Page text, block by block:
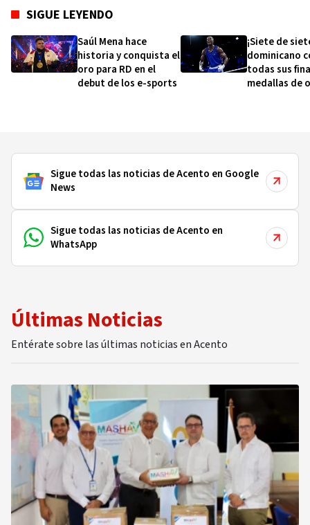
SIGUE LEYENDO
Saúl Mena hace
historia y conquista el
oro para RD en el
debut de los e-sports
¡Siete de
dominicano
todas sus
medallas de
Sigue todas las noticias de Acento en Google
News
Sigue todas las noticias de Acento en
WhatsApp